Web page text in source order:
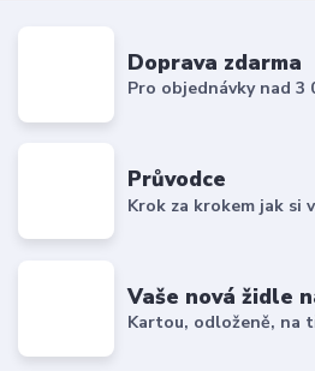
Doprava zdarma
Pro objednávky nad 3
Průvodce
Krok za krokem jak si
Vaše nová židle
Kartou, odloženě, na